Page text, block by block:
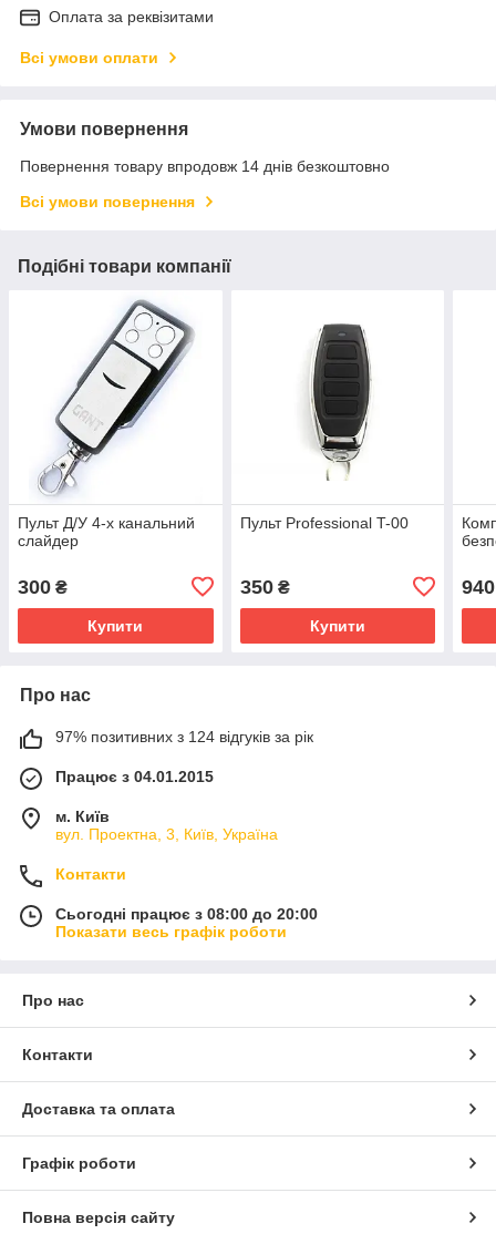
Оплата за реквізитами
Всі умови оплати
Умови повернення
Повернення товару впродовж 14 днів безкоштовно
Всі умови повернення
Подібні товари компанії
Пульт Д/У 4-х канальний
слайдер
300 ₴
Купити
Пульт Professional T-00
350₴
Купити
940
Про нас
97% позитивних з 124 відгуків за рік
Працює з 04.01.2015
м. Київ
вул. Проектна, 3, Київ, Україна
Контакти
Сьогодні працює з 08:00 до 20:00
Показати весь графік роботи
Про нас
Контакти
Доставка та оплата
Графік роботи
Повна версія сайту